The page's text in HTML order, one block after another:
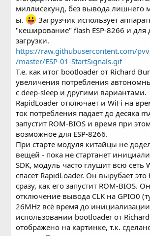
миллисекунд, без вывода лишнего
ы.
Загрузчик использует
"кеширование" flash ESP-8266 и
загрузки.
https://raw.githubusercontent.com/
/master/ESP-01-StartSignals.gif
Т.е. как итог bootloader от Richard
увеличения потребления
c deep-sleep и другими вариантами.
RapidLoader отключает и WiFi на
ток потребления падает до десяка
запустит ROM-BIOS и время при
возможное для ESP-8266.
При старте модуля китайцы не
вещей - пока не стартанет
SDK, модуль часто глушит всю сеть
спасет RapidLoader. Он вырубает это
сразу, как его запустит ROM-BIOS.
отключение вывода CLK на GPIO0
26MHz всё время до
использовании bootloader от
отображено на картинке, т.к.